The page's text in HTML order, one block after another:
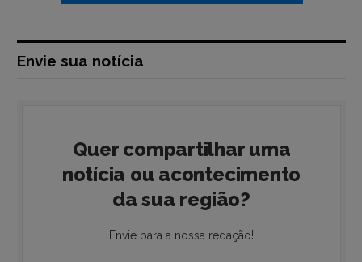
Envie sua notícia
Quer compartilhar uma
notícia ou acontecimento
da sua região?
Envie para a nossa redação!